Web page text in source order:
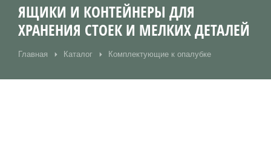
ЯЩИКИ И КОНТЕЙНЕРЫ ДЛЯ
ХРАНЕНИЯ СТОЕК И МЕЛКИХ ДЕТАЛЕЙ
Вы здесь:
Главная Каталог Комплектующие к опалубке